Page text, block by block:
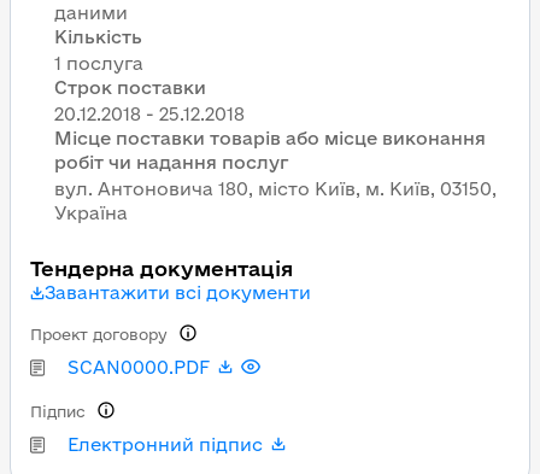
даними
Кількість
1 послуга
Строк поставки
Місце поставки товарів або місце виконання
робіт чи надання послуг
вул. Антоновича 180, місто Київ, м. Київ, 03150,
Україна
Тендерна документація
Завантажити всі документи
SCAN0000.PDF
Проект договору
Електронний підпис
Підпис